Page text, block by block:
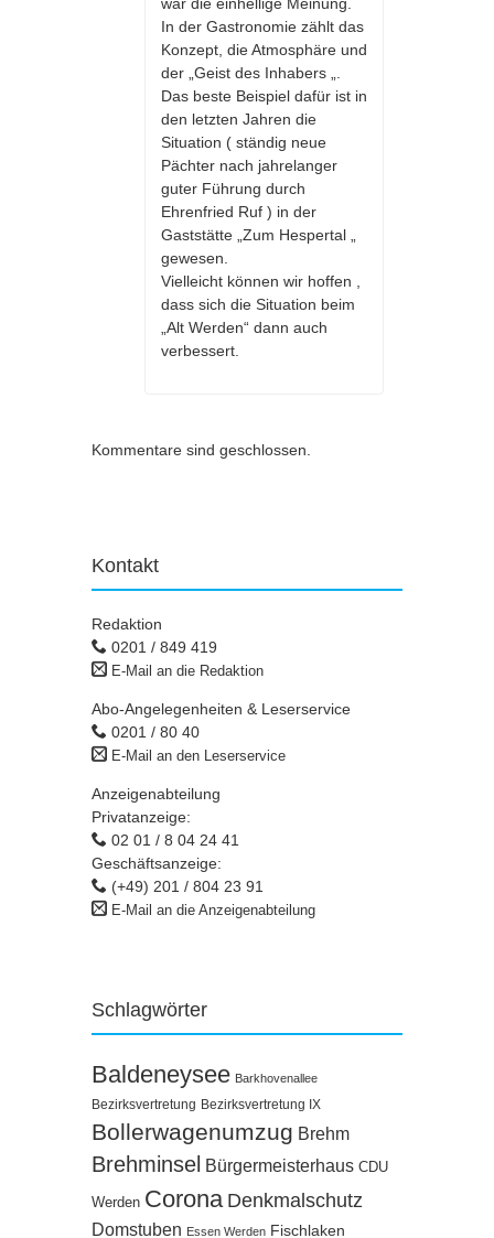
In der Gastronomie zählt das
Konzept, die Atmosphäre und
der „Geist des Inhabers „.
Das beste Beispiel dafür ist in
den letzten Jahren die
Situation ( ständig neue
Pächter nach jahrelanger
guter Führung durch
Ehrenfried Ruf ) in der
Gaststätte „Zum Hespertal „
gewesen.
Vielleicht können wir hoffen ,
dass sich die Situation beim
„Alt Werden“ dann auch
verbessert.
Kommentare sind geschlossen.
Kontakt
Redaktion
0201 / 849 419
E-Mail an die Redaktion
Abo-Angelegenheiten & Leserservice
0201 / 80 40
E-Mail an den Leserservice
Anzeigenabteilung
Privatanzeige:
02 01 / 8 04 24 41
Geschäftsanzeige:
(+49) 201 / 804 23 91
E-Mail an die Anzeigenabteilung
Schlagwörter
Baldeneysee Barkhovenallee
Bezirksvertretung Bezirksvertretung IX
Bollerwagenumzug Brehm
Brehminsel Bürgermeisterhaus CDU
Werden Corona Denkmalschutz
Domstuben Essen Werden Fischlaken